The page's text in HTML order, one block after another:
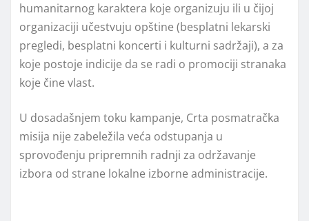
humanitarnog karaktera koje organizuju ili u čijoj
organizaciji učestvuju opštine (besplatni lekarski
pregledi, besplatni koncerti i kulturni sadržaji), a za
koje postoje indicije da se radi o promociji stranaka
koje čine vlast.
U dosadašnjem toku kampanje, Crta posmatračka
misija nije zabeležila veća odstupanja u
sprovođenju pripremnih radnji za održavanje
izbora od strane lokalne izborne administracije.